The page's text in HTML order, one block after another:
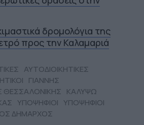
δρομολόγια της
προς την Καλαμαριά
ΑΥΤΟΔΙΟΙΚΗΤΙΚΕΣ
ΓΙΑΝΝΗΣ
ΚΑΛΥΨΩ
ΥΠΟΨΗΦΙΟΙ ΥΠΟΨΗΦΙΟΙ
ΔΗΜΑΡΧΟΣ